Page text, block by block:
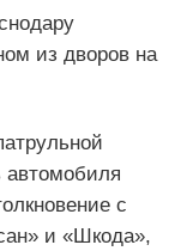
из дворов на
автомобиля
с
и «Шкода»,